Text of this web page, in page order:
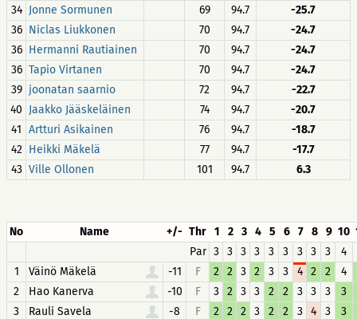
34 Jonne Sormunen 69 94.7
-25.7
36 Niclas Liukkonen 70 94.7
-24.7
36 Hermanni Rautiainen 70 94.7
-24.7
36 Tapio Virtanen 70 94.7
-24.7
39 joonatan saarnio 72 94.7
-22.7
40 Jaakko Jääskeläinen 74 94.7
-20.7
41 Artturi Asikainen 76 94.7
-18.7
42 Heikki Mäkelä 77 94.7
-17.7
43 Ville Ollonen 101 94.7 6.3
No Name +/- Thr 1 2 3 4 5 6 7 8 9 10
Par 3 3 3 3 3 3 3 3 3
4
1
Väinö Mäkelä -11 F 2 2 3 2 3 3 4 2 2
4
2
Hao Kanerva -10 F 3 2 3 3 2 2 3 3 3
3
3
Rauli Savela -8 F 2 2 2 3 2 2 3 4 3
3